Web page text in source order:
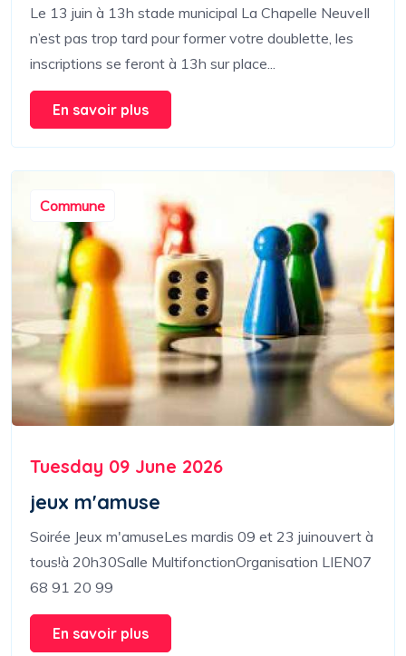
Le 13 juin à 13h stade municipal La Chapelle NeuveIl
n’est pas trop tard pour former votre doublette, les
inscriptions se feront à 13h sur place...
En savoir plus
Commune
Tuesday 09 June 2026
jeux m'amuse
Soirée Jeux m'amuseLes mardis 09 et 23 juinouvert à
tous!à 20h30Salle MultifonctionOrganisation LIEN07
68 91 20 99
En savoir plus